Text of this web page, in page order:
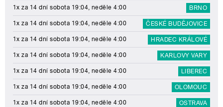
1x za 14 dní sobota 19:04, neděle 4:00 BRNO
1x za 14 dní sobota 19:04, neděle 4:00 ČESKÉ BUDĚJOVICE
1x za 14 dní sobota 19:04, neděle 4:00 HRADEC KRÁLOVÉ
1x za 14 dní sobota 19:04, neděle 4:00 KARLOVY VARY
1x za 14 dní sobota 19:04, neděle 4:00 LIBEREC
1x za 14 dní sobota 19:04, neděle 4:00 OLOMOUC
1x za 14 dní sobota 19:04, neděle 4:00 OSTRAVA